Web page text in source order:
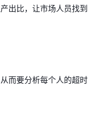
出比，让市场人员找到
而要分析每个人的超时